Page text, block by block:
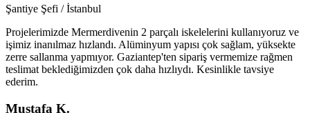
Şantiye Şefi / İstanbul
Projelerimizde Mermerdivenin 2 parçalı iskelelerini kullanıyoruz ve
işimiz inanılmaz hızlandı. Alüminyum yapısı çok sağlam, yüksekte
zerre sallanma yapmıyor. Gaziantep'ten sipariş vermemize rağmen
teslimat beklediğimizden çok daha hızlıydı. Kesinlikle tavsiye
ederim.
Mustafa K.